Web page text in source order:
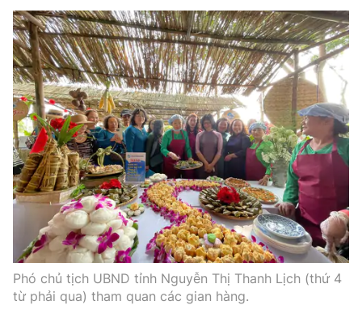
Hàng hải
Đường sắt đô thị
Nhà thầu
Mời thầu - Đấu thầu
Thi viết về GTVT
Chung tay vì ATGT
Gương sáng giao thông
Lao động - Công đoàn
Showbiz
Điện ảnh
Âm nhạc
Bóng đá
Bình luận
Hậu trường sao
360 độ thể thao
Công nghệ
Công nghệ mới
Sản phẩm mới
Tư vấn
Thế giới
Thời sự Quốc tế
Hồ sơ tài liệu
Thế giới giao thông
Thế giới xây dựng
Đi ++
Du lịch
Khám phá
Lối sống
Ẩm thực
Video
Thời sự
Khám phá
Camera giao thông
Phó chủ tịch UBND tỉnh Nguyễn Thị Thanh Lịch (thứ 4
từ phải qua) tham quan các gian hàng.